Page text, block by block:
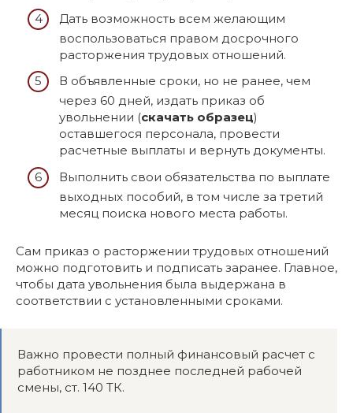
Дать возможность всем желающим
воспользоваться правом досрочного
расторжения трудовых отношений.
В объявленные сроки, но не ранее, чем
через 60 дней, издать приказ об
увольнении (скачать образец)
оставшегося персонала, провести
расчетные выплаты и вернуть документы.
Выполнить свои обязательства по выплате
выходных пособий, в том числе за третий
месяц поиска нового места работы.
Сам приказ о расторжении трудовых отношений
можно подготовить и подписать заранее. Главное,
чтобы дата увольнения была выдержана в
соответствии с установленными сроками.
Важно провести полный финансовый расчет с
работником не позднее последней рабочей
смены, ст. 140 ТК.